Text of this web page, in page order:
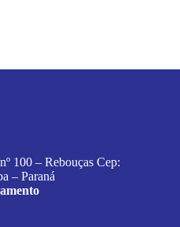
100 – Rebouças Cep:
– Paraná